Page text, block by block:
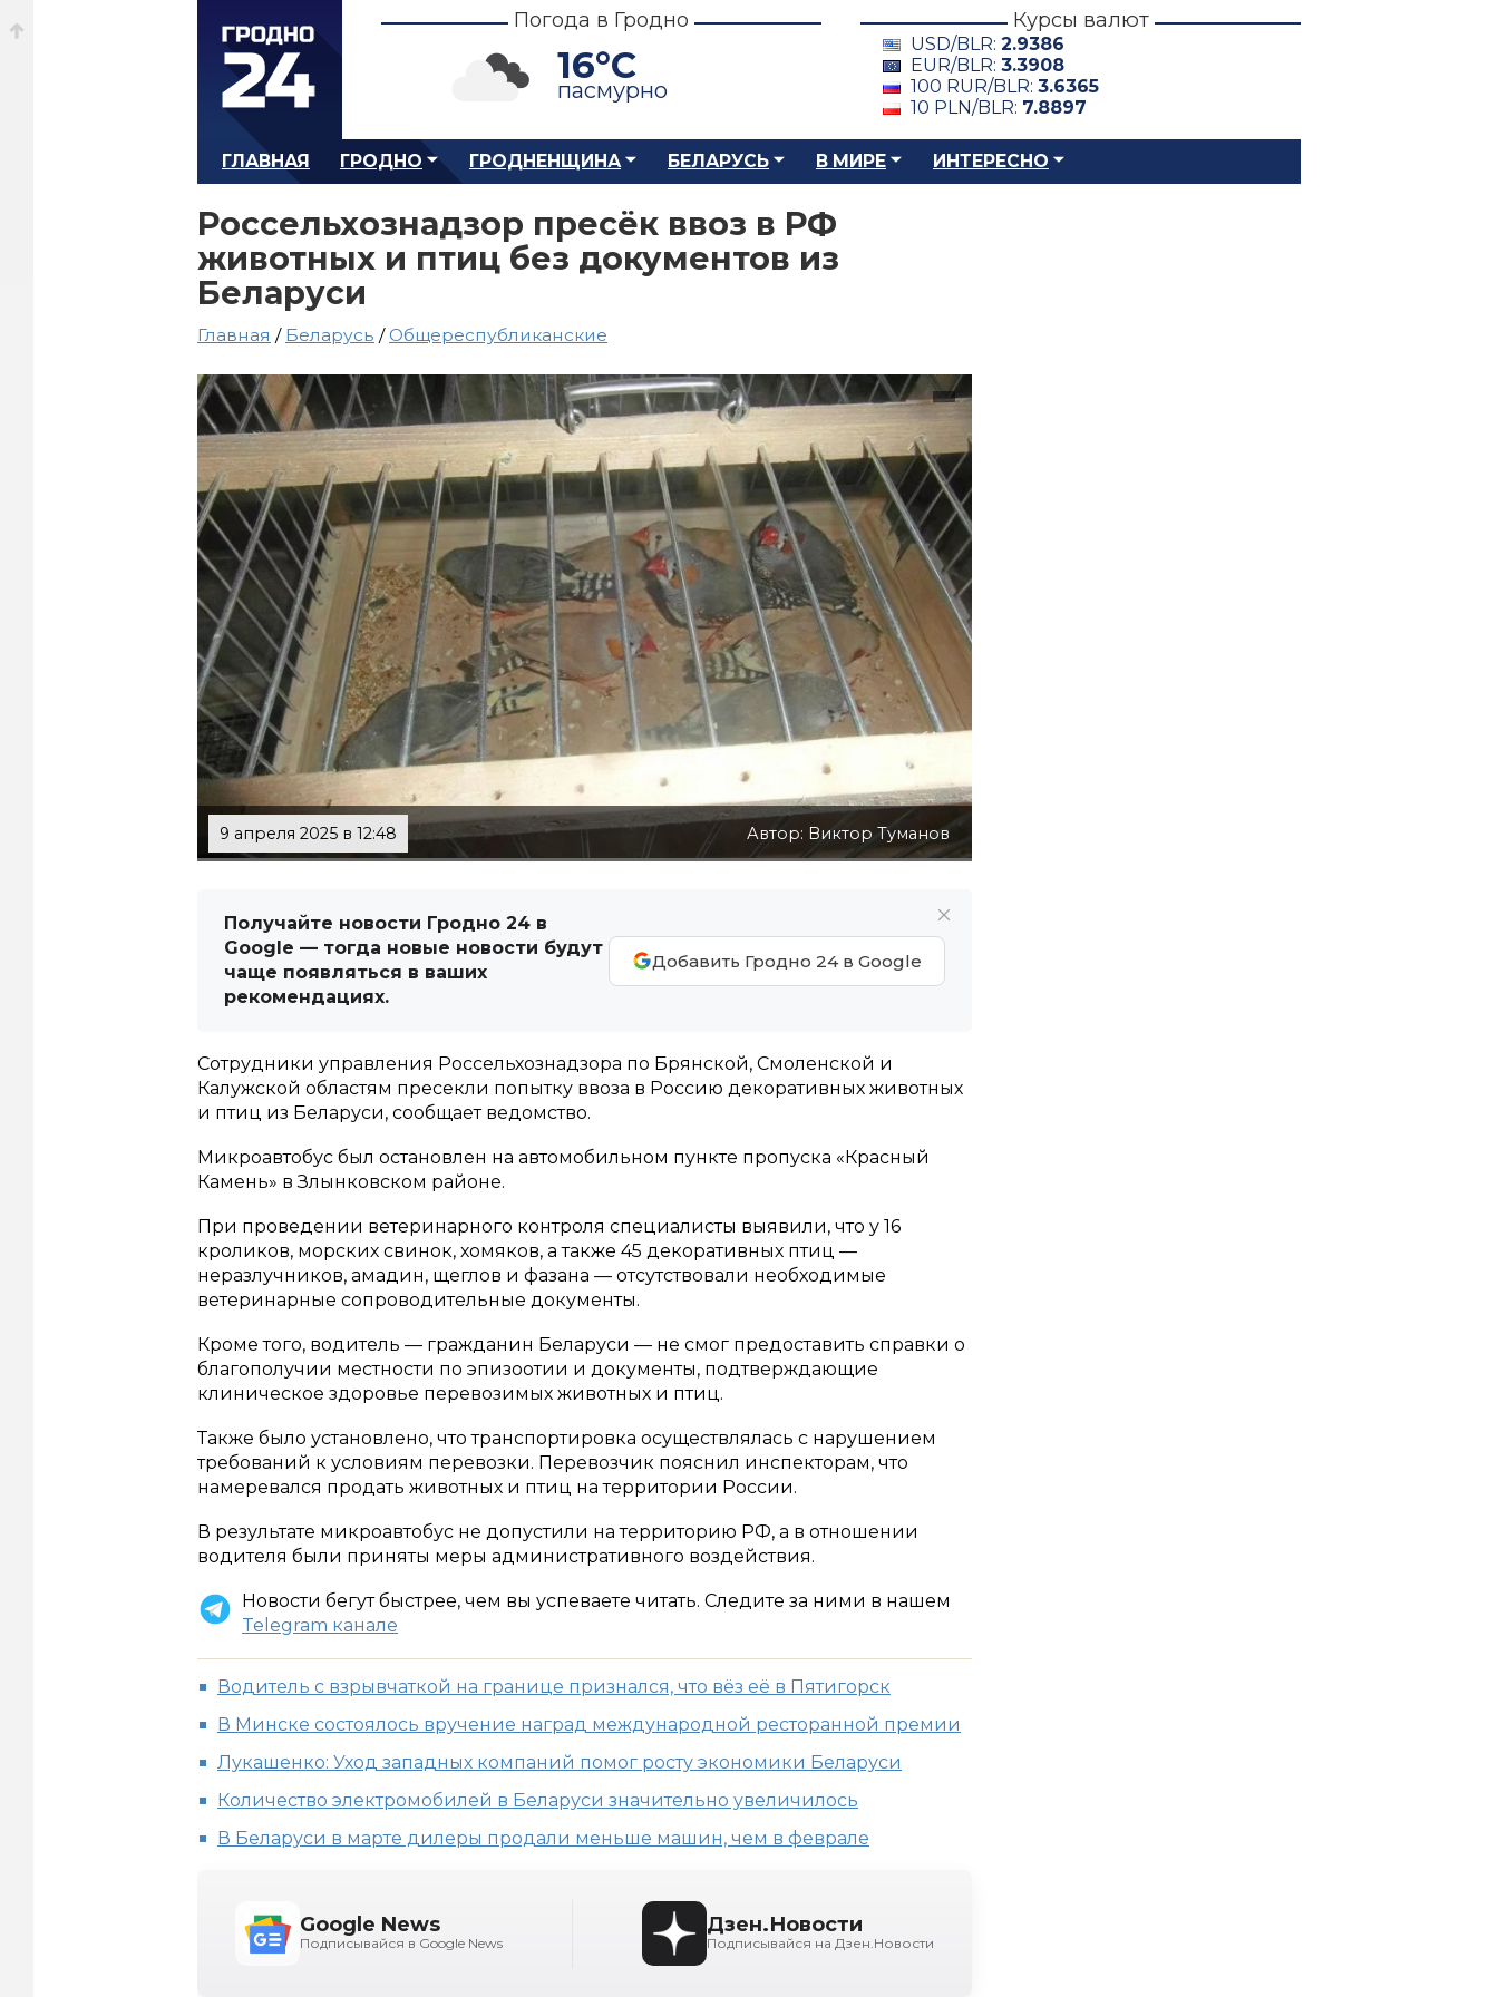
Погода в Гродно
16°C
пасмурно
Курсы валют
USD/BLR: 2.9386
EUR/BLR: 3.3908
100 RUR/BLR: 3.6365
10 PLN/BLR: 7.8897
ГЛАВНАЯ ГРОДНО ГРОДНЕНЩИНА БЕЛАРУСЬ В МИРЕ ИНТЕРЕСНО
Россельхознадзор пресёк ввоз в РФ
животных и птиц без документов из
Беларуси
Главная / Беларусь /Общереспубликанские
9 апреля 2025 в 12:48 Автор: Виктор Туманов
Получайте новости Гродно 24 в
Google — тогда новые новости будут
чаще появляться в ваших
рекомендациях.
Добавить Гродно 24 в Google
Сотрудники управления Россельхознадзора по Брянской, Смоленской и
Калужской областям пресекли попытку ввоза в Россию декоративных животных
и птиц из Беларуси, сообщает ведомство.
Микроавтобус был остановлен на автомобильном пункте пропуска «Красный
Камень» в Злынковском районе.
При проведении ветеринарного контроля специалисты выявили, что у 16
кроликов, морских свинок, хомяков, а также 45 декоративных птиц —
неразлучников, амадин, щеглов и фазана — отсутствовали необходимые
ветеринарные сопроводительные документы.
Кроме того, водитель — гражданин Беларуси — не смог предоставить справки о
благополучии местности по эпизоотии и документы, подтверждающие
клиническое здоровье перевозимых животных и птиц.
Также было установлено, что транспортировка осуществлялась с нарушением
требований к условиям перевозки. Перевозчик пояснил инспекторам, что
намеревался продать животных и птиц на территории России.
В результате микроавтобус не допустили на территорию РФ, а в отношении
водителя были приняты меры административного воздействия.
Новости бегут быстрее, чем вы успеваете читать. Следите за ними в нашем
Telegram канале
Водитель с взрывчаткой на границе признался, что вёз её в Пятигорск
В Минске состоялось вручение наград международной ресторанной премии
Лукашенко: Уход западных компаний помог росту экономики Беларуси
Количество электромобилей в Беларуси значительно увеличилось
В Беларуси в марте дилеры продали меньше машин, чем в феврале
Google News
Подписывайся в Google News
Дзен.Новости
Подписывайся на Дзен.Новости